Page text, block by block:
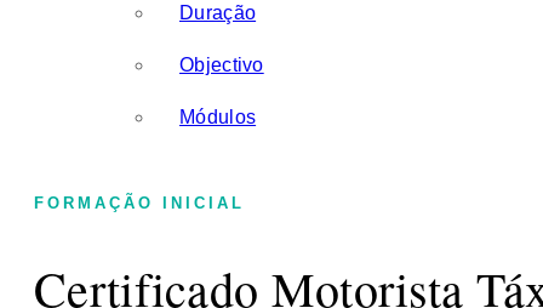
Duração
Objectivo
Módulos
FORMAÇÃO INICIAL
Certificado Motorista